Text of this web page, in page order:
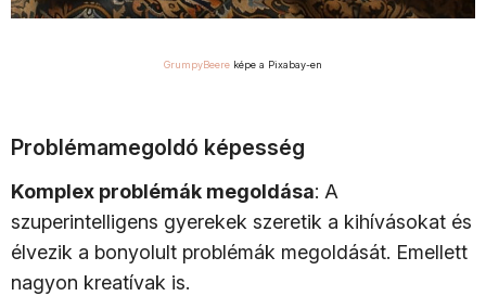
GrumpyBeere képe a Pixabay-en
Problémamegoldó képesség
Komplex problémák megoldása: A
szuperintelligens gyerekek szeretik a kihívásokat és
élvezik a bonyolult problémák megoldását. Emellett
nagyon kreatívak is.